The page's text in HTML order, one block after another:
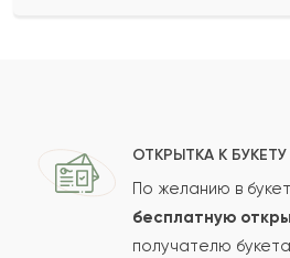
С Салмен
ОТКРЫТКА К БУКЕТУ
По желанию в
бесплатную
получателю